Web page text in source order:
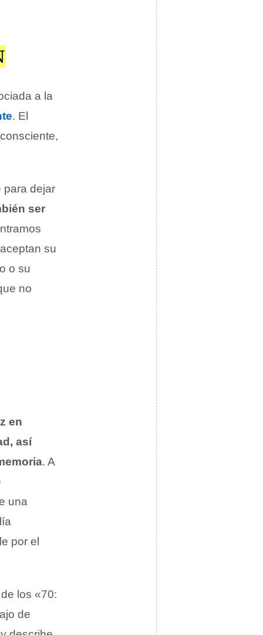
a la
. El
para dejar
ser
su
o su
no
en
así
. A
una
por el
los «70:
de